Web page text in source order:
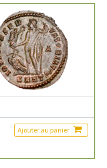
Ajouter au panier